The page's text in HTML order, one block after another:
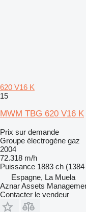
620 V16 K
15
MWM TBG 620 V16 K
Prix sur demande
Groupe électrogène gaz
2004
72.318 m/h
Puissance 1883 ch
Espagne, La Muela
Aznar Assets
Contacter le vendeur